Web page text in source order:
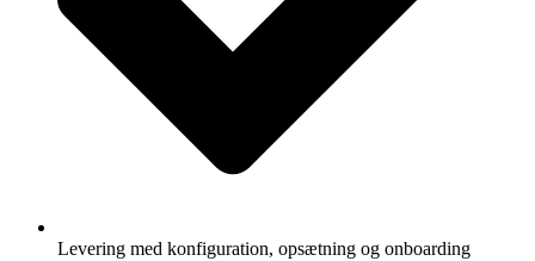
Levering med konfiguration, opsætning og onboarding